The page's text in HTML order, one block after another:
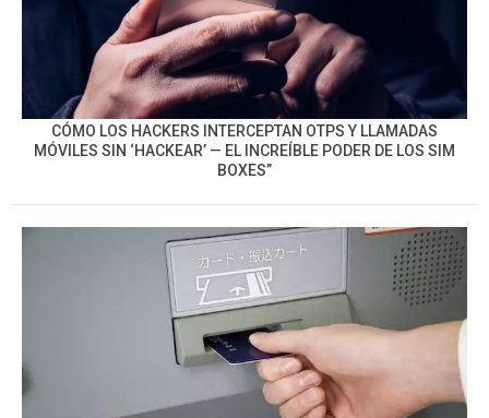
CÓMO LOS HACKERS INTERCEPTAN OTPS Y LLAMADAS
MÓVILES SIN ‘HACKEAR’ — EL INCREÍBLE PODER DE LOS SIM
BOXES”